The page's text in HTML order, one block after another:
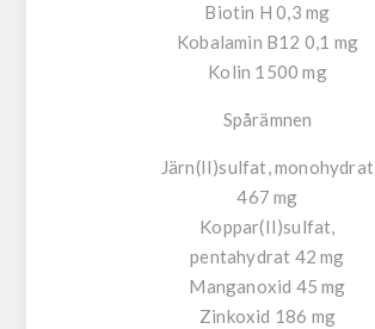
Biotin H 0,3 mg
Kobalamin B12 0,1 mg
Kolin 1500 mg
Spårämnen
Järn(II)sulfat, monohydrat
467 mg
Koppar(II)sulfat,
pentahydrat 42 mg
Manganoxid 45 mg
Zinkoxid 186 mg